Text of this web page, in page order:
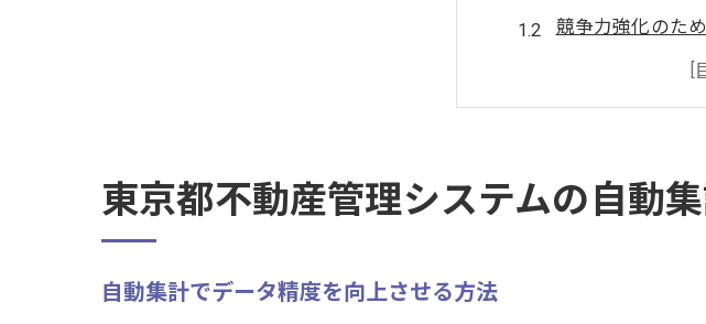
競争力強化のた
市場分析を迅速
不動産管理にお
競争力向上に寄
最新不動産管理シス
東京都不動産管理システムの自動
自動集計でデータ精度を向上させる方法